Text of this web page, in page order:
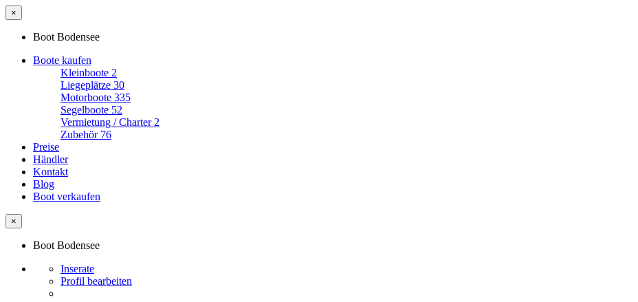
×
Boot Bodensee
Boote kaufen
Kleinboote 2
Liegeplätze 30
Motorboote 335
Segelboote 52
Vermietung / Charter 2
Zubehör 76
Preise
Händler
Kontakt
Blog
Boot verkaufen
×
Boot Bodensee
Inserate
Profil bearbeiten